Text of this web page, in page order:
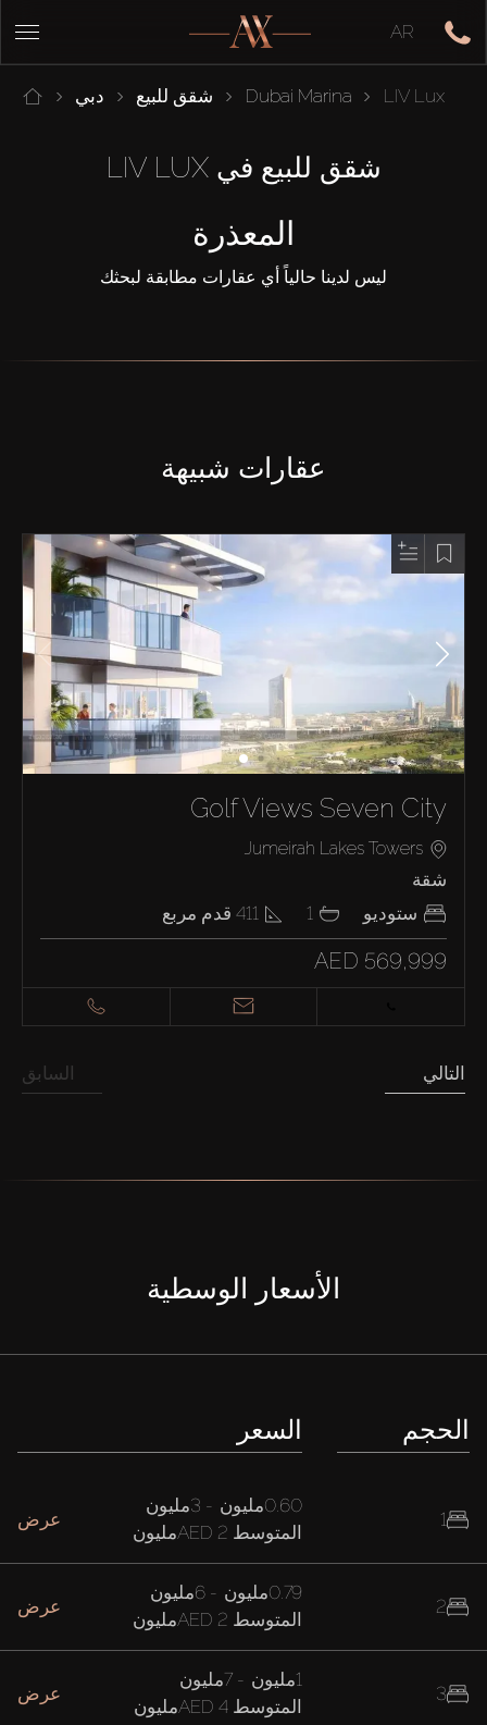
AR
دبي شقق للبيع Dubai Marina LIV Lux
شقق للبيع في LIV LUX
المعذرة
ليس لدينا حالياً أي عقارات مطابقة لبحثك
عقارات شبيهة
Golf Views Seven City
Jumeirah Lakes Towers
شقة
ستوديو
1
411 قدم مربع
AED 569,999
السابق التالي
الأسعار الوسطية
الحجم
1
2
3
السعر
0.60مليون -
المتوسط
عرض
0.79مليون - 6مليون
المتوسط
عرض
1مليون - 7مليون
المتوسط AED 4مليون
عرض